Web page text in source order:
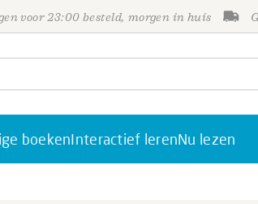
voor 23:00 besteld, morgen in huis
boekenInteractief lerenNu lezen